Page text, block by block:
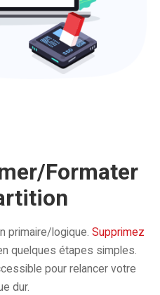
Formater
primaire/logique. Supprimez
quelques étapes simples.
pour relancer votre
dur.